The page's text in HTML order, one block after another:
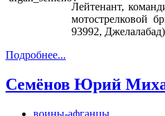
Лейтенант,
мотострелковой
93992,
Подробнее...
Семёнов Юрий
воины-афганцы